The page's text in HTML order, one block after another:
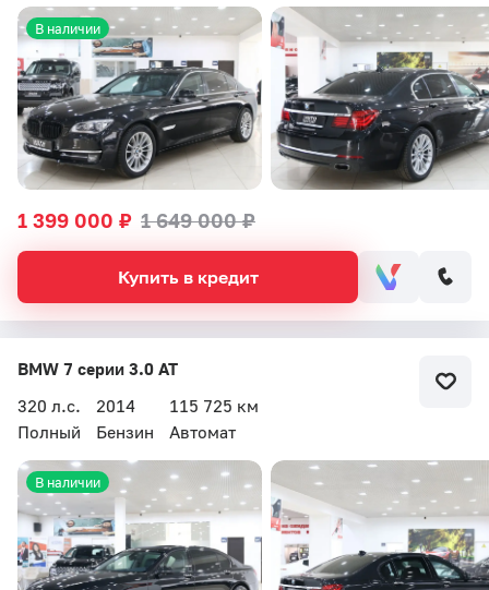
1 399 000 ₽ 1 649 000 ₽
В наличии
Купить в кредит
BMW 7 серии 3.0 AT
320 л.с.
2014
115 725 км
Полный
Бензин Автомат
В наличии